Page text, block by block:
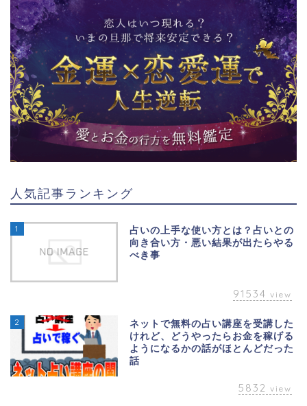
人気記事ランキング
1
占いの上手な使い方とは？占いとの
向き合い方・悪い結果が出たらやる
べき事
91534 view
2
ネットで無料の占い講座を受講した
けれど、どうやったらお金を稼げる
ようになるかの話がほとんどだった
話
5832 view